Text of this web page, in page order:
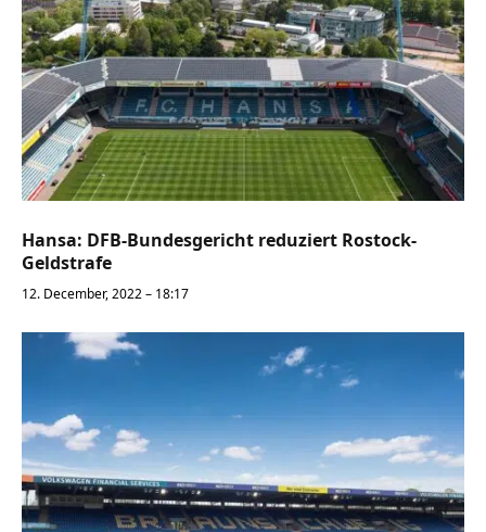
Hansa: DFB-Bundesgericht reduziert Rostock-
Geldstrafe
12. December, 2022 – 18:17